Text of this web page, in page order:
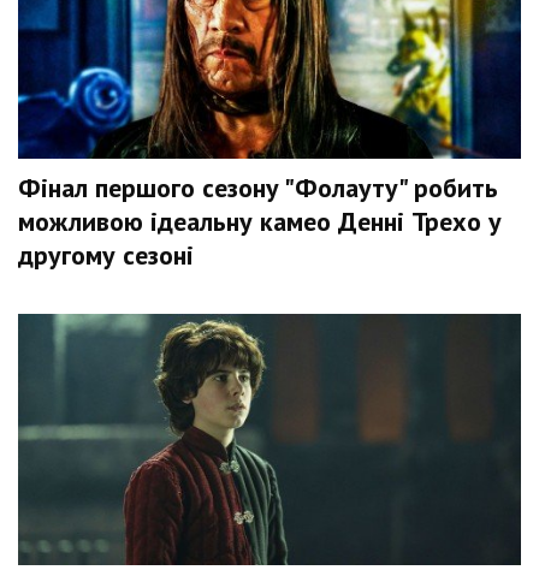
Фінал першого сезону "Фолауту" робить
можливою ідеальну камео Денні Трехо у
другому сезоні